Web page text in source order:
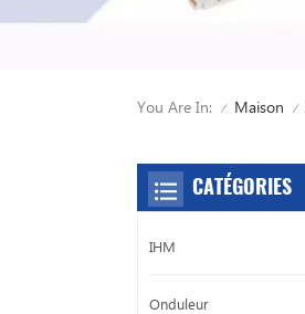
You Are In: / Maison /
CATÉGORIES
IHM
Onduleur